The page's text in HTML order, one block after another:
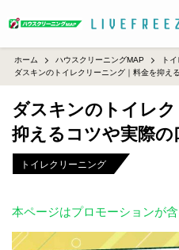
ホーム ハウスクリーニングMAP
ト
ダスキンのトイレクリーニング｜料金を抑え
ダスキンのトイレ
抑えるコツや実際の
トイレクリーニング
本ページはプロモーションが